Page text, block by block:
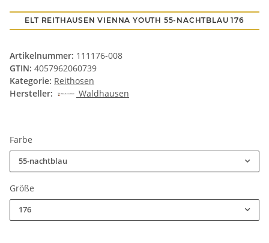
ELT REITHAUSEN VIENNA YOUTH 55-NACHTBLAU 176
Artikelnummer: 111176-008
GTIN: 4057962060739
Kategorie: Reithosen
Hersteller:
Waldhausen
Farbe
55-nachtblau
Größe
176